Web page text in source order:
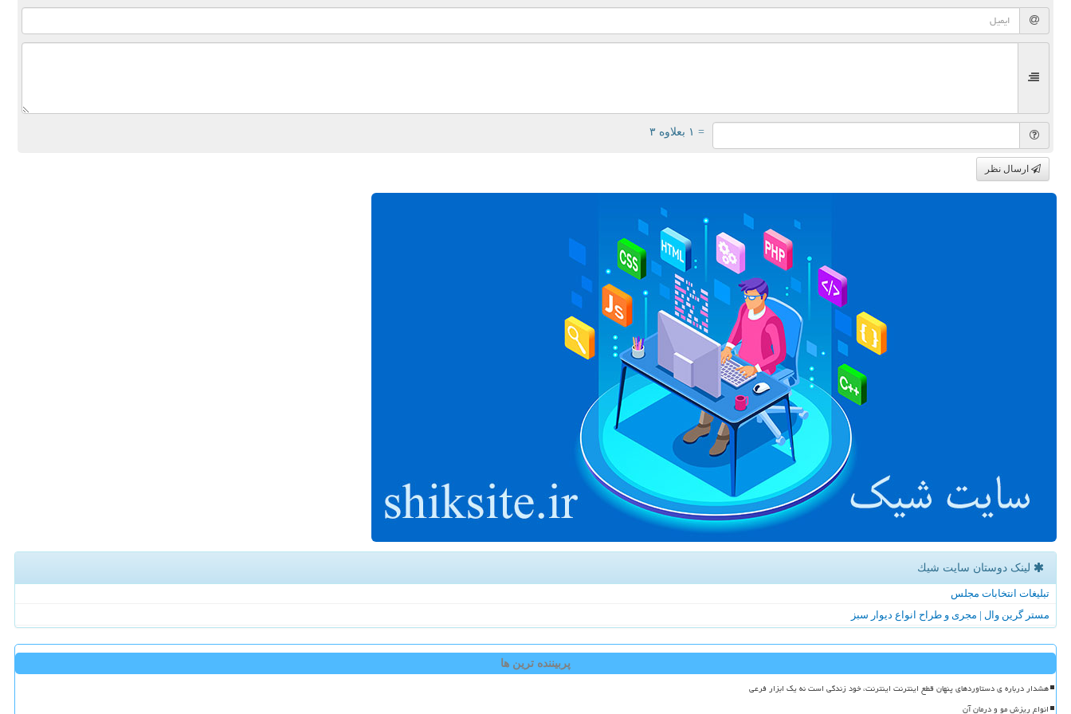
= ۱ بعلاوه ۳
ارسال نظر
لینک دوستان سایت شیك
تبلیغات انتخابات مجلس
مستر گرین وال | مجری و طراح انواع دیوار سبز
پربیننده ترین ها
هشدار درباره ی دستاوردهای پنهان قطع اینترنت اینترنت، خود زندگی است نه یک ابزار فرعی
انواع ریزش مو و درمان آن